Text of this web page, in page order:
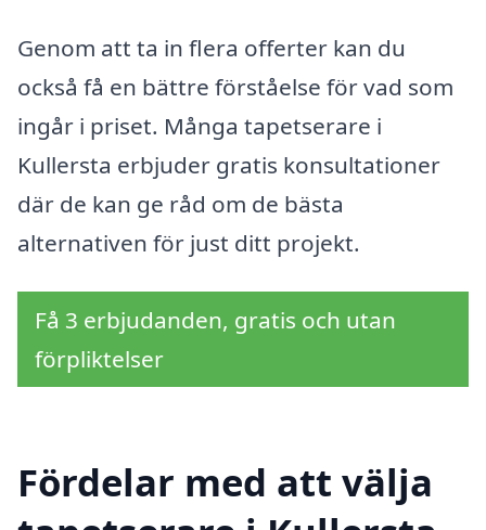
Genom att ta in flera offerter kan du
också få en bättre förståelse för vad som
ingår i priset. Många tapetserare i
Kullersta erbjuder gratis konsultationer
där de kan ge råd om de bästa
alternativen för just ditt projekt.
Få 3 erbjudanden, gratis och utan
förpliktelser
Fördelar med att välja